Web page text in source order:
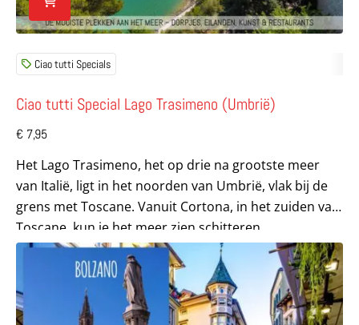
Ciao tutti Specials
Ciao tutti Special Lago Trasimeno (Umbrië)
€ 7,95
Het Lago Trasimeno, het op drie na grootste meer
van Italië, ligt in het noorden van Umbrië, vlak bij de
grens met Toscane. Vanuit Cortona, in het zuiden van
Toscane, kun je het meer zien schitteren...
Lees meer over City Walk Bolzano – parel aan de voet